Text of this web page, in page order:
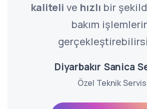
kaliteli ve hızlı bir
bakım
Diyarbakır Sanica
Özel Teknik Servis